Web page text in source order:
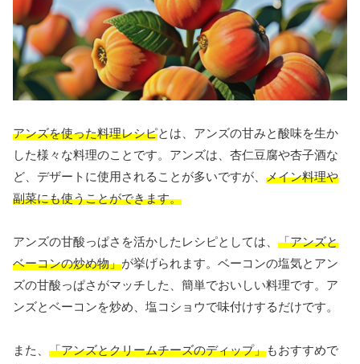
アンズを使った料理レシピとは、アンズの甘みと酸味を生か
した様々な料理のことです。アンズは、杏仁豆腐や杏子酒な
ど、デザートに使用されることが多いですが、 メイン料理や
副菜にも使うことができます。
アンズの甘酸っぱさを活かしたレシピとしては、 「アンズと
ベーコンの炒め物」が挙げられます。ベーコンの塩気とアン
ズの甘酸っぱさがマッチした、簡単でおいしい料理です。ア
ンズとベーコンを炒め、塩コショウで味付けするだけです。
また、 「アンズとクリームチーズのディップ」もおすすめで